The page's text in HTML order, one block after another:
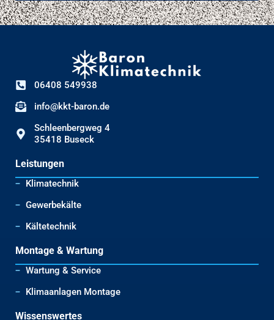
06408 549938
info@kkt-baron.de
Schleenbergweg 4
35418 Buseck
Leistungen
Klimatechnik
Gewerbekälte
Kältetechnik
Montage & Wartung
Wartung & Service
Klimaanlagen Montage
Wissenswertes